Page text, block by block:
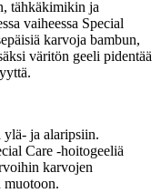
tähkäkimikin ja
vaiheessa Special
karvoja bambun,
väritön geeli pidentää
ylä- ja alaripsiin.
Care -hoitogeeliä
karvojen
muotoon.